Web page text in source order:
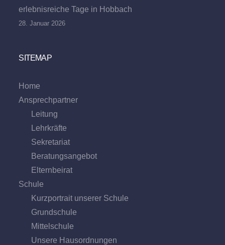
erlebnisreiche Tage in Hobbach
28. Januar 2026
SITEMAP
Home
Ansprechpartner
Leitung
Lehrkräfte
Sekretariat
Beratungs­angebot
Eltern­beirat
Schule
Kurzportrait unserer Schule
Grund­schule
Mittel­schule
Unsere Hausordnungen